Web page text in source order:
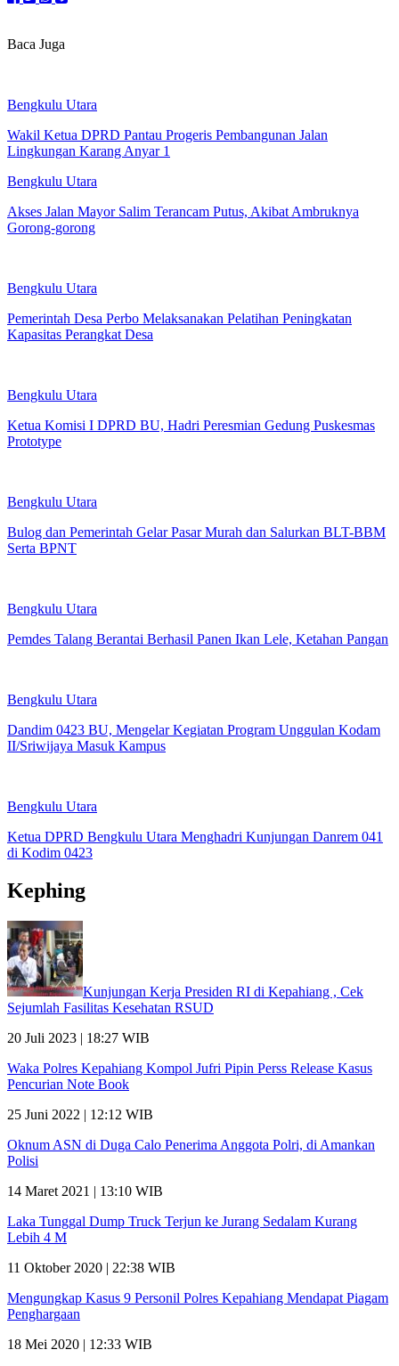
Baca Juga
Bengkulu Utara
Wakil Ketua DPRD Pantau Progeris Pembangunan Jalan
Lingkungan Karang Anyar 1
Bengkulu Utara
Akses Jalan Mayor Salim Terancam Putus, Akibat Ambruknya
Gorong-gorong
Bengkulu Utara
Pemerintah Desa Perbo Melaksanakan Pelatihan Peningkatan
Kapasitas Perangkat Desa
Bengkulu Utara
Ketua Komisi I DPRD BU, Hadri Peresmian Gedung Puskesmas
Prototype
Bengkulu Utara
Bulog dan Pemerintah Gelar Pasar Murah dan Salurkan BLT-BBM
Serta BPNT
Bengkulu Utara
Pemdes Talang Berantai Berhasil Panen Ikan Lele, Ketahan Pangan
Bengkulu Utara
Dandim 0423 BU, Mengelar Kegiatan Program Unggulan Kodam
II/Sriwijaya Masuk Kampus
Bengkulu Utara
Ketua DPRD Bengkulu Utara Menghadri Kunjungan Danrem 041
di Kodim 0423
Kephing
Kunjungan Kerja Presiden RI di Kepahiang , Cek
Sejumlah Fasilitas Kesehatan RSUD
20 Juli 2023 | 18:27 WIB
Waka Polres Kepahiang Kompol Jufri Pipin Perss Release Kasus
Pencurian Note Book
25 Juni 2022 | 12:12 WIB
Oknum ASN di Duga Calo Penerima Anggota Polri, di Amankan
Polisi
14 Maret 2021 | 13:10 WIB
Laka Tunggal Dump Truck Terjun ke Jurang Sedalam Kurang
Lebih 4 M
11 Oktober 2020 | 22:38 WIB
Mengungkap Kasus 9 Personil Polres Kepahiang Mendapat Piagam
Penghargaan
18 Mei 2020 | 12:33 WIB